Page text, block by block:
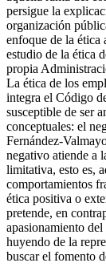
persigue la
organización
enfoque de la ética
estudio de la ética
propia
La ética de los
integra el Código
susceptible de ser
conceptuales: el
Fernández-
negativo atiende a
limitativa, esto es,
comportamientos
ética positiva o
pretende, en
apasionamiento
huyendo de la
buscar el fomento